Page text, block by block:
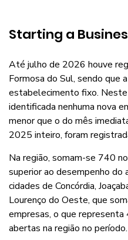
Starting a
Até julho de 2026 houve
Formosa do Sul, sendo que
estabelecimento fixo.
identificada nenhuma nova
menor que o do mês
2025 inteiro, foram
Na região, somam-se 740
superior ao desempenho do
cidades de Concórdia,
Lourenço do Oeste, que
empresas, o que
abertas na região no período.